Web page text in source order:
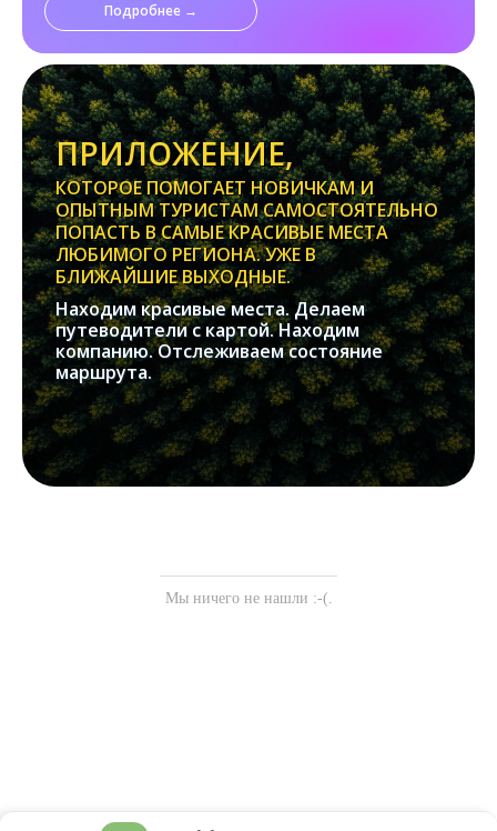
Подробнее →
ПРИЛОЖЕНИЕ,
КОТОРОЕ ПОМОГАЕТ НОВИЧКАМ И
ОПЫТНЫМ ТУРИСТАМ САМОСТОЯТЕЛЬНО
ПОПАСТЬ В САМЫЕ КРАСИВЫЕ МЕСТА
ЛЮБИМОГО РЕГИОНА. УЖЕ В
БЛИЖАЙШИЕ ВЫХОДНЫЕ.
Находим красивые места. Делаем
путеводители с картой. Находим
компанию. Отслеживаем состояние
маршрута.
Мы ничего не нашли :-(.